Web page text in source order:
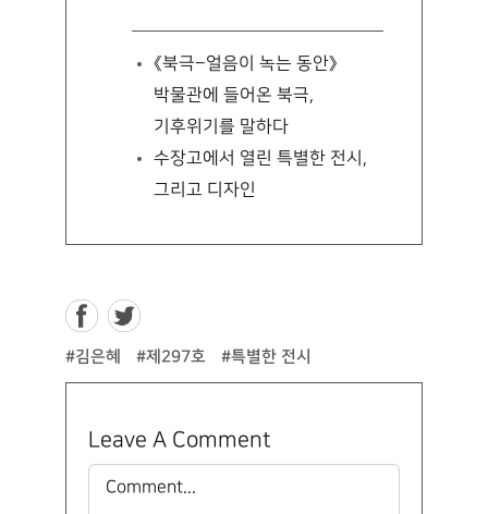
《북극–얼음이 녹는 동안》
박물관에 들어온 북극,
기후위기를 말하다
수장고에서 열린 특별한 전시,
그리고 디자인
#김은혜 #제297호 #특별한 전시
Leave A Comment
Comment